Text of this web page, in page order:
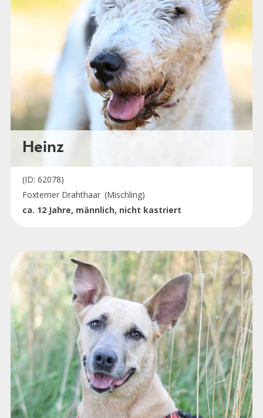
Heinz
(ID: 62078)
Foxterrier Drahthaar (Mischling)
ca. 12 Jahre, männlich, nicht kastriert